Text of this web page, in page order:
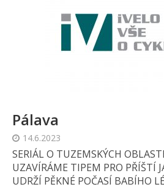
Pálava
14.6.2023
SERIÁL O TUZEMSKÝCH
UZAVÍRÁME TIPEM PRO PŘÍŠTÍ
UDRŽÍ PĚKNÉ POČASÍ BABÍHO